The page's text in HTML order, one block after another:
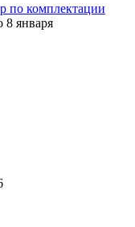
по комплектации
8 января